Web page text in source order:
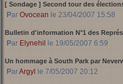
[ Sondage ] Second tour des
Par Ovocean le 23/04/2007 15:58
Bulletin d'information N°1 des
Par Elynehil le 19/05/2007 6:59
Un hommage à South Park par
ParArgyl le 7/05/2007 20:12